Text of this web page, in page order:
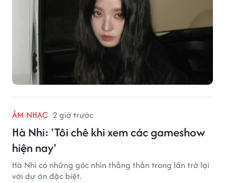
ÂM NHẠC 2 giờ trước
Hà Nhi: 'Tôi chê khi xem các gameshow
hiện nay'
Hà Nhi có những góc nhìn thẳng thắn trong lần trở lại
với dự án đặc biệt.